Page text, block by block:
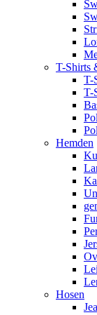
T-Shirts
T-
T-
Hemden
Hosen